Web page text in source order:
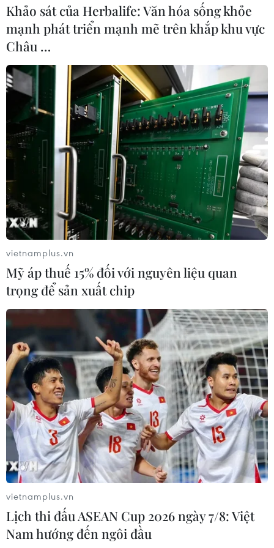
Khảo sát của Herbalife: Văn hóa sống khỏe
mạnh phát triển mạnh mẽ trên khắp khu vực
Châu …
vietnamplus.vn
Mỹ áp thuế 15% đối với nguyên liệu quan
trọng để sản xuất chip
vietnamplus.vn
Lịch thi đấu ASEAN Cup 2026 ngày 7/8: Việt
Nam hướng đến ngôi đầu